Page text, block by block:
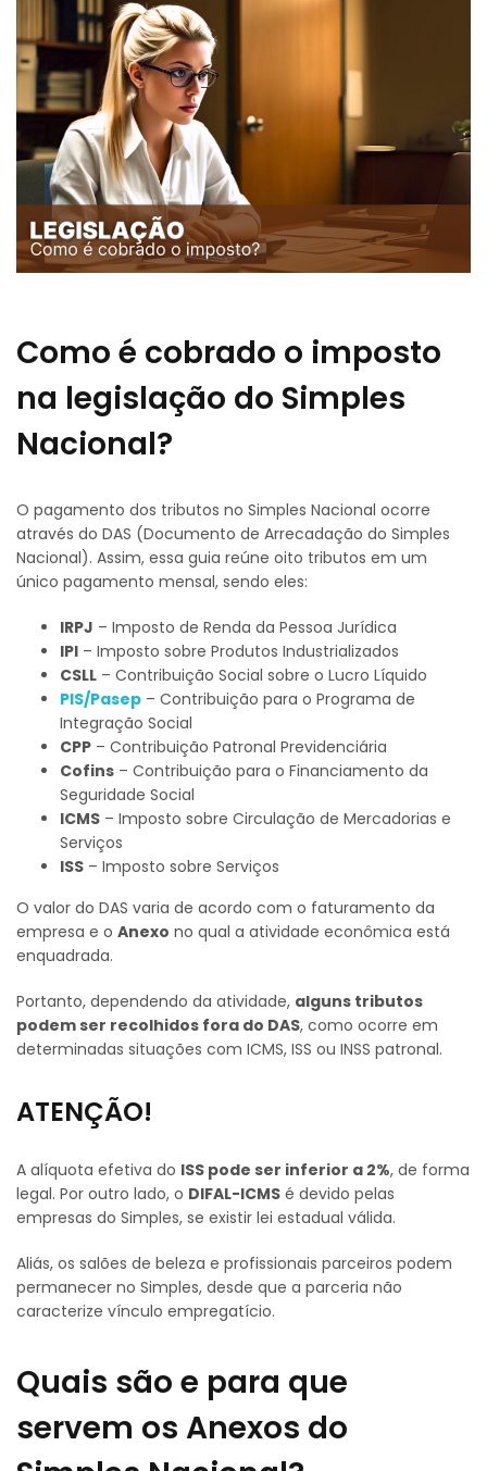
Como é cobrado o imposto
na legislação do Simples
Nacional?
O pagamento dos tributos no Simples Nacional ocorre
através do DAS (Documento de Arrecadação do Simples
Nacional). Assim, essa guia reúne oito tributos em um
único pagamento mensal, sendo eles:
IRPJ – Imposto de Renda da Pessoa Jurídica
IPI – Imposto sobre Produtos Industrializados
CSLL – Contribuição Social sobre o Lucro Líquido
PIS/Pasep – Contribuição para o Programa de
Integração Social
CPP – Contribuição Patronal Previdenciária
Cofins – Contribuição para o Financiamento da
Seguridade Social
ICMS – Imposto sobre Circulação de Mercadorias e
Serviços
ISS – Imposto sobre Serviços
O valor do DAS varia de acordo com o faturamento da
empresa e o Anexo no qual a atividade econômica está
enquadrada.
Portanto, dependendo da atividade, alguns tributos
podem ser recolhidos fora do DAS, como ocorre em
determinadas situações com ICMS, ISS ou INSS patronal.
ATENÇÃO!
A alíquota efetiva do ISS pode ser inferior a 2%, de forma
legal. Por outro lado, o DIFAL-ICMS é devido pelas
empresas do Simples, se existir lei estadual válida.
Aliás, os salões de beleza e profissionais parceiros podem
permanecer no Simples, desde que a parceria não
caracterize vínculo empregatício.
Quais são e para que
servem os Anexos do